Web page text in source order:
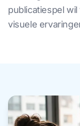
publicatiespel
visuele